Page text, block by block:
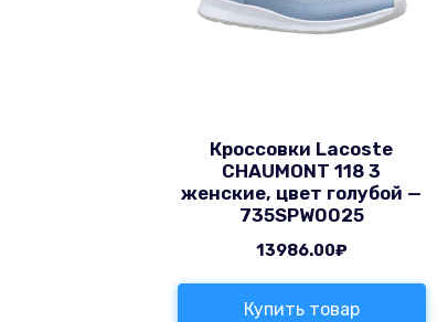
Кроссовки Lacoste
CHAUMONT 118 3
женские, цвет голубой —
735SPW0025
13986.00₽
Купить товар